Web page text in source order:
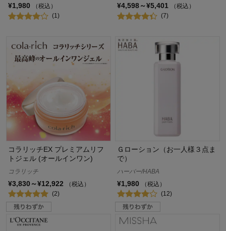
¥1,980
（税込）
(1)
¥4,598～¥5,401
（税込）
(7)
コラリッチEX プレミアムリフ
トジェル (オールインワン)
コラリッチ
¥3,830～¥12,922
（税込）
(2)
Ｇローション（お一人様３点ま
で）
ハーバー/HABA
¥1,980
（税込）
(12)